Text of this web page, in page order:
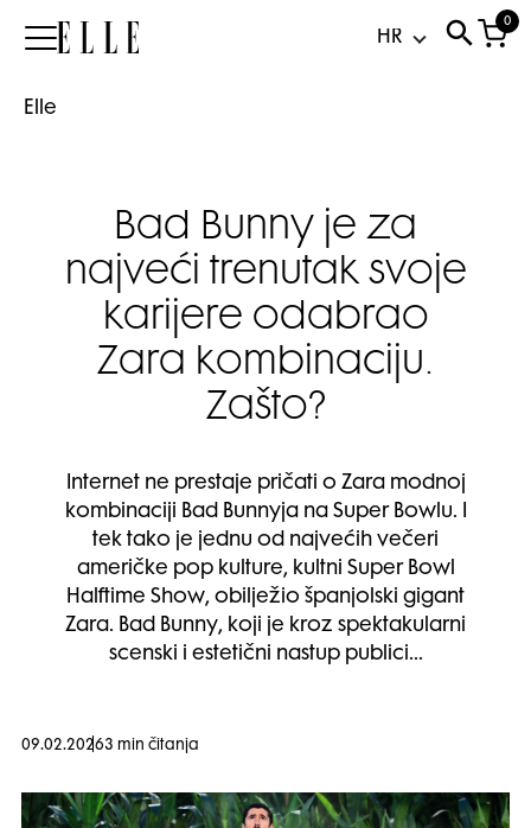
Elle
0
Elle
Bad Bunny je za
najveći trenutak svoje
karijere odabrao
Zara kombinaciju.
Zašto?
Internet ne prestaje pričati o Zara modnoj
kombinaciji Bad Bunnyja na Super Bowlu. I
tek tako je jednu od najvećih večeri
američke pop kulture, kultni Super Bowl
Halftime Show, obilježio španjolski gigant
Zara. Bad Bunny, koji je kroz spektakularni
scenski i estetični nastup publici…
09.02.20263 min čitanja